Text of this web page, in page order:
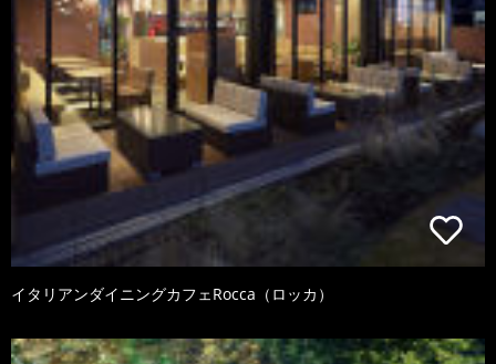
イタリアンダイニングカフェRocca（ロッカ）